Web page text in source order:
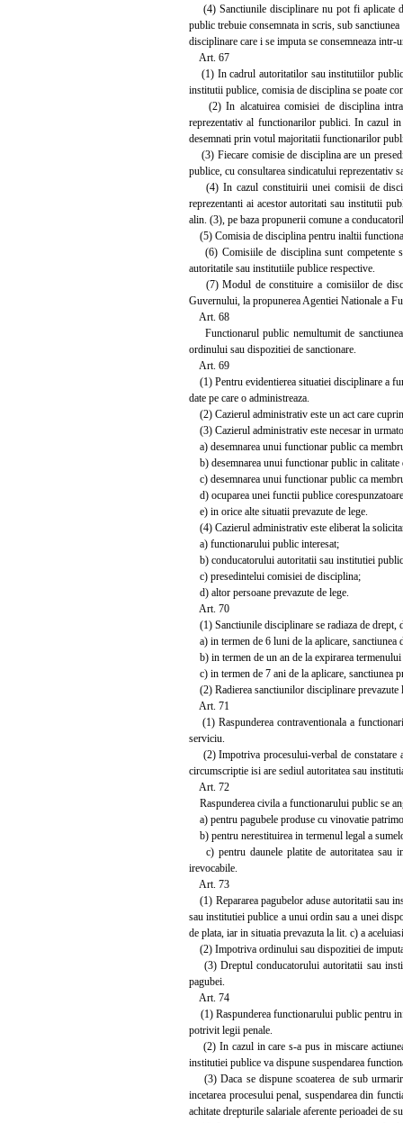
(4) Sanctiunile disciplinare nu pot fi aplicate
public trebuie consemnata in scris, sub
disciplinare care i se imputa se consemneaza intr-
Art. 67
(1) In cadrul autoritatilor sau institutiilor
institutii publice, comisia de disciplina se poate
(2) In alcatuirea comisiei de disciplina intra
reprezentativ al functionarilor publici. In cazul
desemnati prin votul majoritatii functionarilor
(3) Fiecare comisie de disciplina are un
publice, cu consultarea sindicatului reprezentativ
(4) In cazul constituirii unei comisii de
reprezentanti ai acestor autoritati sau institutii
alin. (3), pe baza propunerii comune a
(5) Comisia de disciplina pentru inaltii
(6) Comisiile de disciplina sunt competente
autoritatile sau institutiile publice respective.
(7) Modul de constituire a comisiilor de
Guvernului, la propunerea Agentiei Nationale a
Art. 68
Functionarul public nemultumit de sanctiunea
ordinului sau dispozitiei de sanctionare.
Art. 69
(1) Pentru evidentierea situatiei disciplinare a
date pe care o administreaza.
(2) Cazierul administrativ este un act care
(3) Cazierul administrativ este necesar in
a) desemnarea unui functionar public ca
b) desemnarea unui functionar public in
c) desemnarea unui functionar public ca
d) ocuparea unei functii publice
e) in orice alte situatii prevazute de lege.
(4) Cazierul administrativ este eliberat la
a) functionarului public interesat;
b) conducatorului autoritatii sau institutiei
c) presedintelui comisiei de disciplina;
d) altor persoane prevazute de lege.
Art. 70
(1) Sanctiunile disciplinare se radiaza de drept,
a) in termen de 6 luni de la aplicare,
b) in termen de un an de la expirarea
c) in termen de 7 ani de la aplicare, sanctiunea
(2) Radierea sanctiunilor disciplinare
Art. 71
(1) Raspunderea contraventionala a
serviciu.
(2) Impotriva procesului-verbal de constatare
circumscriptie isi are sediul autoritatea sau
Art. 72
Raspunderea civila a functionarului public se
a) pentru pagubele produse cu vinovatie
b) pentru nerestituirea in termenul legal a
c) pentru daunele platite de autoritatea sau
irevocabile.
Art. 73
(1) Repararea pagubelor aduse autoritatii sau
sau institutiei publice a unui ordin sau a unei
de plata, iar in situatia prevazuta la lit. c) a
(2) Impotriva ordinului sau dispozitiei de
(3) Dreptul conducatorului autoritatii sau
pagubei.
Art. 74
(1) Raspunderea functionarului public pentru
potrivit legii penale.
(2) In cazul in care s-a pus in miscare
institutiei publice va dispune suspendarea
(3) Daca se dispune scoaterea de sub
incetarea procesului penal, suspendarea din
achitate drepturile salariale aferente perioadei de